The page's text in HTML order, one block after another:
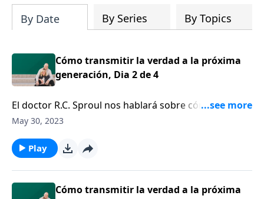
By Date By Series By Topics
Cómo transmitir la verdad a la próxima
generación, Dia 2 de 4
El doctor R.C. Sproul nos hablará sobre cómo una
generación puede transmitirle la verdad bíblica a la
May 30, 2023
Play
Cómo transmitir la verdad a la próxima